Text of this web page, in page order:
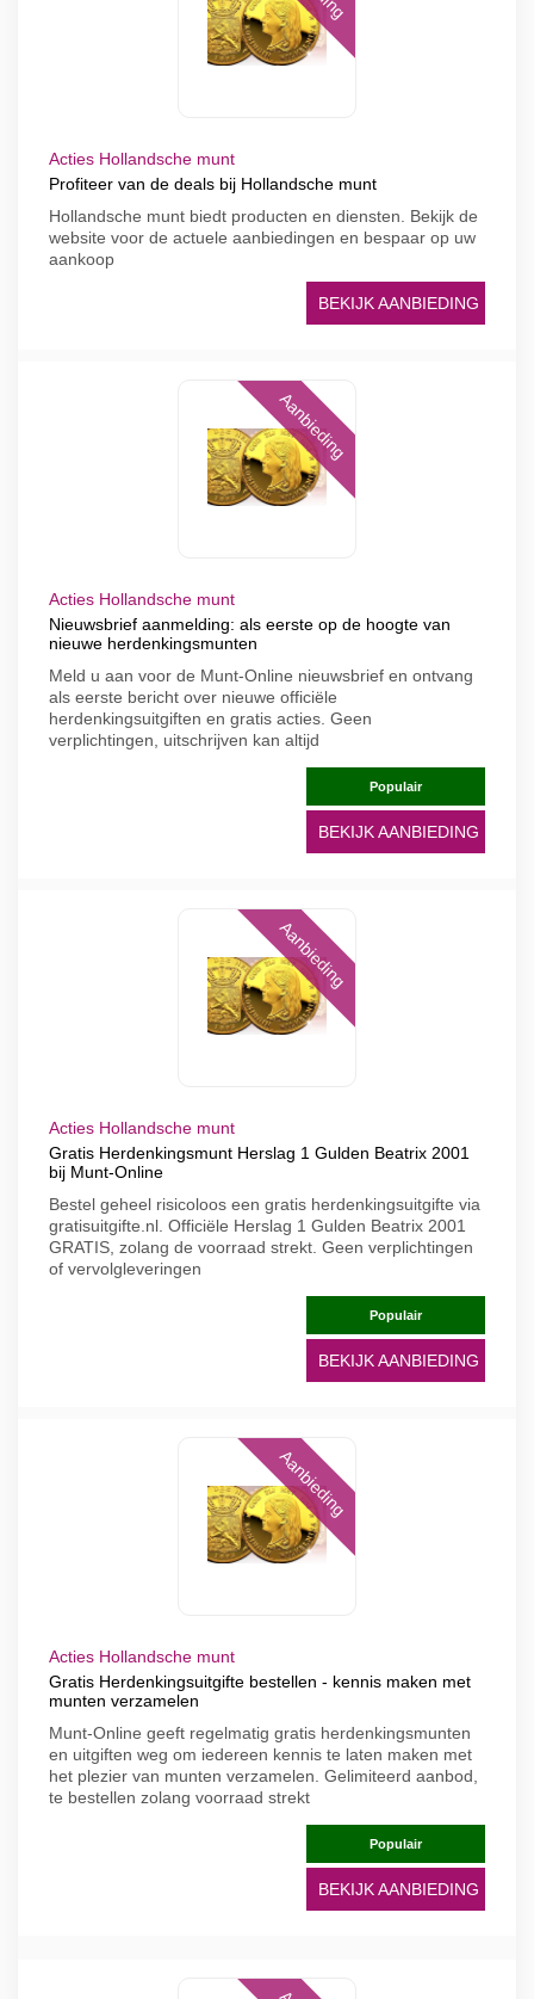
Acties Hollandsche munt
Profiteer van de deals bij Hollandsche munt
Hollandsche munt biedt producten en diensten. Bekijk de
website voor de actuele aanbiedingen en bespaar op uw
aankoop
BEKIJK AANBIEDING
Aanbieding
Acties Hollandsche munt
Nieuwsbrief aanmelding: als eerste op de hoogte van
nieuwe herdenkingsmunten
Meld u aan voor de Munt-Online nieuwsbrief en ontvang
als eerste bericht over nieuwe officiële
herdenkingsuitgiften en gratis acties. Geen
verplichtingen, uitschrijven kan altijd
Populair
BEKIJK AANBIEDING
Aanbieding
Acties Hollandsche munt
Gratis Herdenkingsmunt Herslag 1 Gulden Beatrix 2001
bij Munt-Online
Bestel geheel risicoloos een gratis herdenkingsuitgifte via
gratisuitgifte.nl. Officiële Herslag 1 Gulden Beatrix 2001
GRATIS, zolang de voorraad strekt. Geen verplichtingen
of vervolgleveringen
Populair
BEKIJK AANBIEDING
Aanbieding
Acties Hollandsche munt
Gratis Herdenkingsuitgifte bestellen - kennis maken met
munten verzamelen
Munt-Online geeft regelmatig gratis herdenkingsmunten
en uitgiften weg om iedereen kennis te laten maken met
het plezier van munten verzamelen. Gelimiteerd aanbod,
te bestellen zolang voorraad strekt
Populair
BEKIJK AANBIEDING